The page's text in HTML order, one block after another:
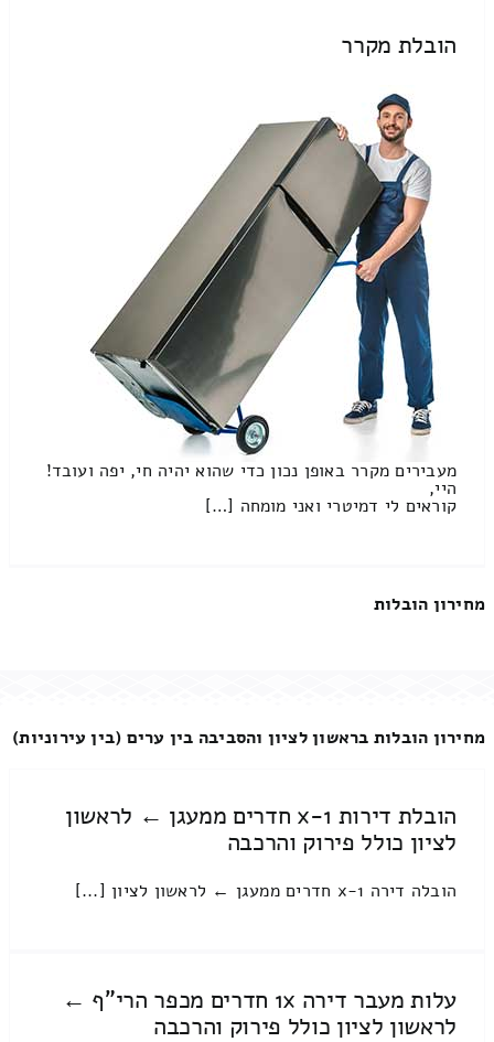
הובלת מקרר
מעבירים מקרר באופן נכון כדי שהוא יהיה חי, יפה ועובד!
היי,
קוראים לי דמיטרי ואני מומחה […]
מחירון הובלות
מחירון הובלות בראשון לציון והסביבה בין ערים (בין עירוניות)
הובלת דירות 1-x חדרים ממעגן ← לראשון
לציון כולל פירוק והרכבה
הובלה דירה 1-x חדרים ממעגן ← לראשון לציון [...]
עלות מעבר דירה 1x חדרים מכפר הרי"ף ←
לראשון לציון כולל פירוק והרכבה